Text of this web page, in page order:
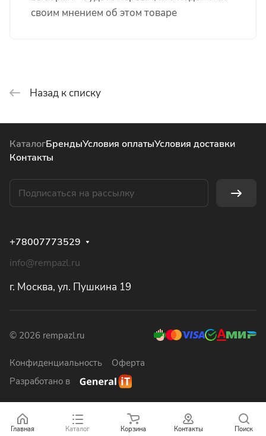
своим мнением об этом товаре
Назад к списку
КаталогБрендыУсловия оплатыУсловия доставки
Контакты
+78007773529
info@rempazl.ru
г. Москва, ул. Пушкина 19
© 2026 rempazl.ru
Конфиденциальность
Оферта
Разработано в
Главная Каталог Корзина Контакты Поиск